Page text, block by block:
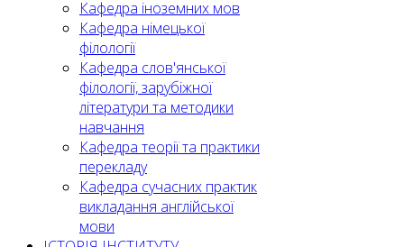
Кафедра іноземних мов
Кафедра німецької
філології
Кафедра слов'янської
філології, зарубіжної
літератури та методики
навчання
Кафедра теорії та практики
перекладу
Кафедра сучасних практик
викладання англійської
мови